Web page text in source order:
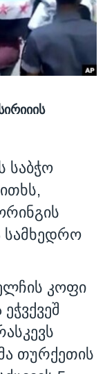
საბჭო
სამხედრო
კოფი
თურქეთის